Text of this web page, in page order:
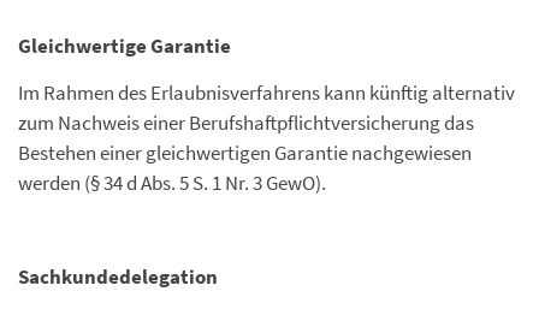
Gleichwertige Garantie
Im Rahmen des Erlaubnisverfahrens kann künftig alternativ
zum Nachweis einer Berufshaftpflichtversicherung das
Bestehen einer gleichwertigen Garantie nachgewiesen
werden (§ 34 d Abs. 5 S. 1 Nr. 3 GewO).
Sachkundedelegation